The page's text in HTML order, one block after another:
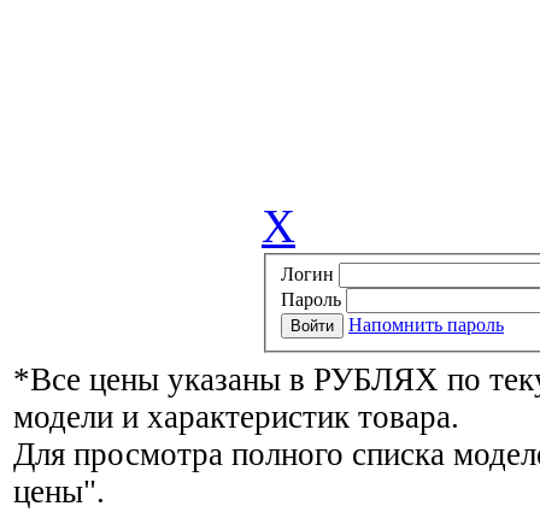
X
Логин
Пароль
Напомнить пароль
*Все цены указаны в РУБЛЯХ по
модели и характеристик товара.
Для просмотра полного списка
цены".